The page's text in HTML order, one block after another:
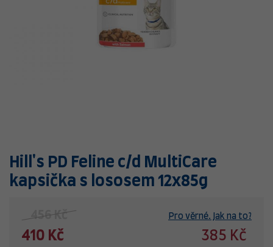
Hill's PD Feline c/d MultiCare
kapsička s lososem 12x85g
456 Kč Pro věrné. Jak na to?
410 Kč 385 Kč